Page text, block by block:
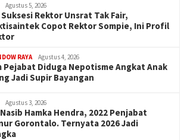
Agustus 5, 2026
Rektor Unsrat Tak Fair,
Copot Rektor Sompie, Ini Profil
RAYA Agustus 4, 2026
Pejabat Diduga Nepotisme Angkat Anak
Jadi Supir Bayangan
Agustus 3, 2026
Hamka Hendra, 2022 Penjabat
Gorontalo. Ternyata 2026 Jadi